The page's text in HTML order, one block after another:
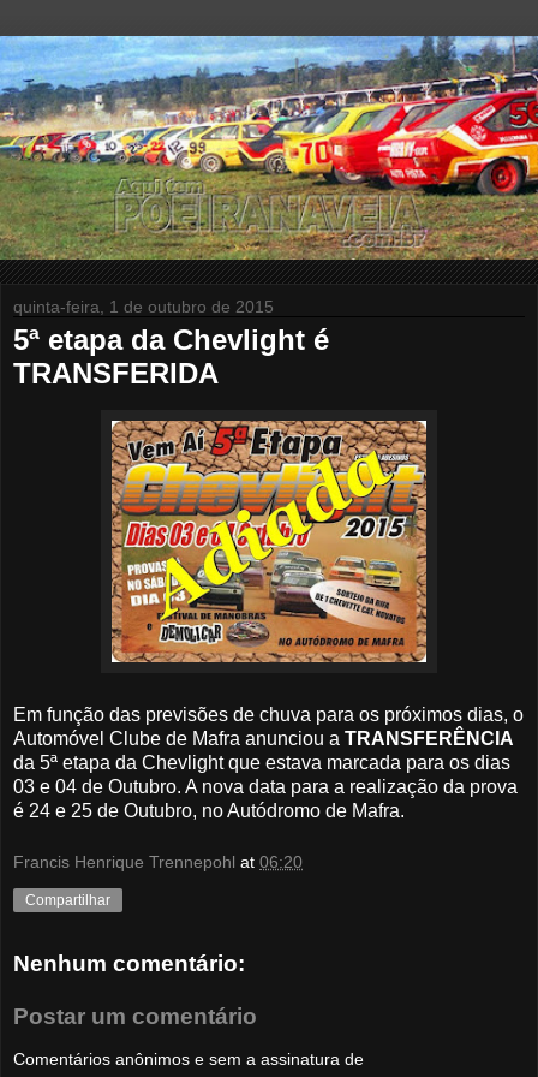
quinta-feira, 1 de outubro de 2015
5ª etapa da Chevlight é
TRANSFERIDA
Em função das previsões de chuva para os próximos dias, o
Automóvel Clube de Mafra anunciou a TRANSFERÊNCIA
da 5ª etapa da Chevlight que estava marcada para os dias
03 e 04 de Outubro. A nova data para a realização da prova
é 24 e 25 de Outubro, no Autódromo de Mafra.
Francis Henrique Trennepohl at 06:20
Compartilhar
Nenhum comentário:
Postar um comentário
Comentários anônimos e sem a assinatura de